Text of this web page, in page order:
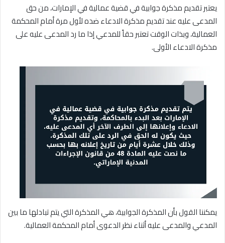
يعتبر تقديم مذكرة جوابية في قضية عمالية في الإمارات، من حق
المدعى عليه عند تقديم مذكرة الادعاء ضده لأول مرة أمام المحكمة
العمالية، وبذات الوقت تعتبر حقاً للمدعي إذا ما رد المدعى عليه على
مذكرة الادعاء الأولى.
يمكننا القول بأن المذكرة الجوابية، هي المذكرة التي يتم تبادلها ما بين
المدعي والمدعى عليه أثناء نظر الدعوى أمام المحكمة العمالية.